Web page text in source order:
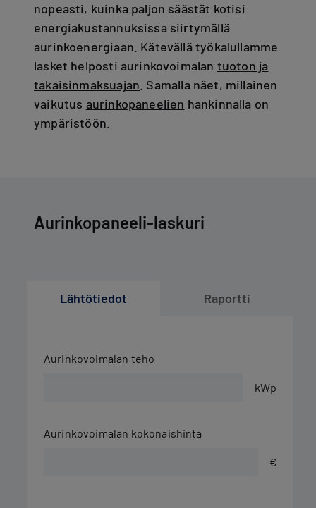
nopeasti, kuinka paljon säästät kotisi
energiakustannuksissa siirtymällä
aurinkoenergiaan. Kätevällä työkalullamme
lasket helposti aurinkovoimalan tuoton ja
takaisinmaksuajan . Samalla näet, millainen
vaikutus aurinkopaneelien hankinnalla on
ympäristöön.
Aurinkopaneeli-laskuri
Lähtötiedot Raportti
Aurinkovoimalan teho
kWp
Aurinkovoimalan kokonaishinta
€